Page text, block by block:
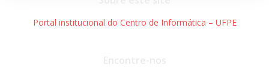
Portal institucional do Centro de Informática – UFPE